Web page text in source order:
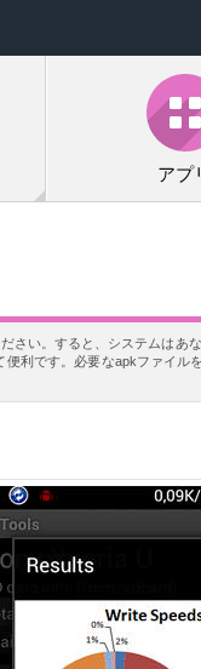
アプ
さい。すると、システムはあ
利です。必要なapkファイル